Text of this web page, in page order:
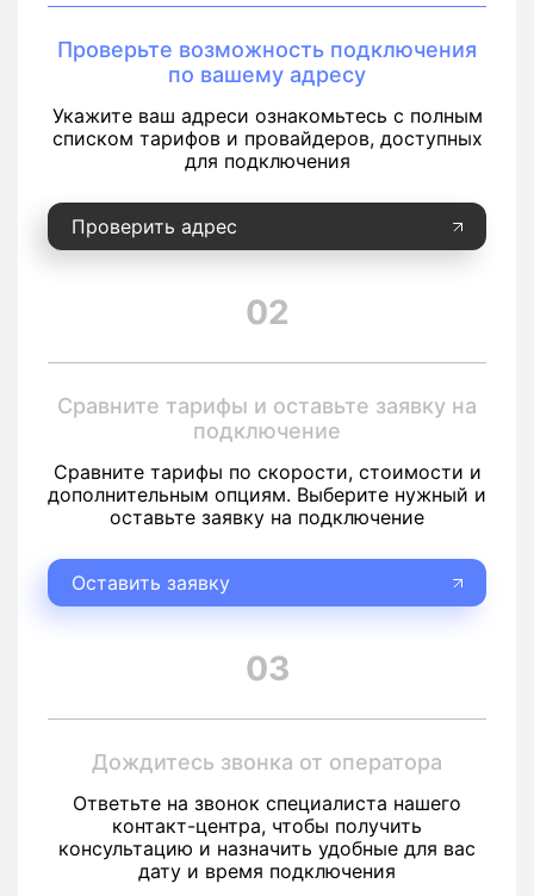
Проверьте возможность подключения
по вашему адресу
Укажите ваш адреси ознакомьтесь с полным
списком тарифов и провайдеров, доступных
для подключения
Проверить адрес
02
Сравните тарифы и оставьте заявку на
подключение
Сравните тарифы по скорости, стоимости и
дополнительным опциям. Выберите нужный и
оставьте заявку на подключение
Оставить заявку
03
Дождитесь звонка от оператора
Ответьте на звонок специалиста нашего
контакт-центра, чтобы получить
консультацию и назначить удобные для вас
дату и время подключения